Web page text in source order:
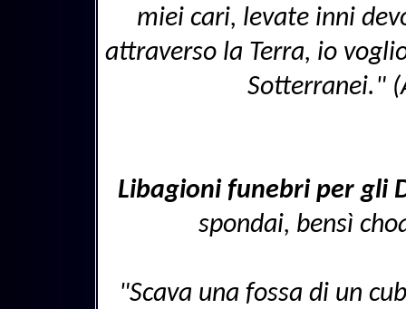
miei cari, levate inni
attraverso la Terra, io
Sotterranei."
Libagioni funebri per gli
spondai, bensì
"Scava una fossa di un